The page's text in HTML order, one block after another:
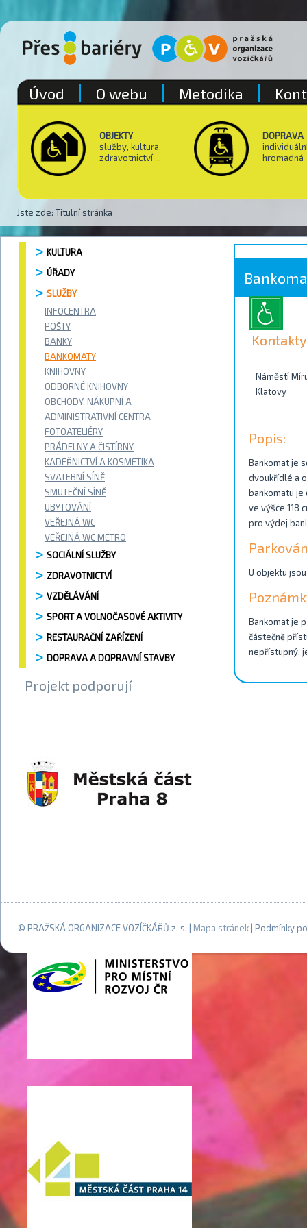
OBJEKTY
služby, kultura,
zdravotnictví ...
DOPRAVA
hromadná
Jste zde: Titulní stránka
Úvod O webu Metodika
KULTURA
ÚŘADY
SLUŽBY
INFOCENTRA
POŠTY
BANKY
BANKOMATY
KNIHOVNY
ODBORNÉ KNIHOVNY
OBCHODY, NÁKUPNÍ A
ADMINISTRATIVNÍ CENTRA
FOTOATELIÉRY
PRÁDELNY A ČISTÍRNY
KADEŘNICTVÍ A KOSMETIKA
SVATEBNÍ SÍNĚ
SMUTEČNÍ SÍNĚ
UBYTOVÁNÍ
VEŘEJNÁ WC
VEŘEJNÁ WC METRO
SOCIÁLNÍ SLUŽBY
ZDRAVOTNICTVÍ
VZDĚLÁVÁNÍ
SPORT A VOLNOČASOVÉ AKTIVITY
RESTAURAČNÍ ZAŘÍZENÍ
DOPRAVA A DOPRAVNÍ STAVBY
Projekt podporují
Kontakty
Náměstí
Klatovy
Popis:
Bankomat je
dvoukřídlé a
bankomatu
ve výšce 118
pro výdej
U objektu
Bankomat je
částečně
nepřístupný,
© PRAŽSKÁ ORGANIZACE VOZÍČKÁŘŮ z. s. | Mapa stránek | Podmínky